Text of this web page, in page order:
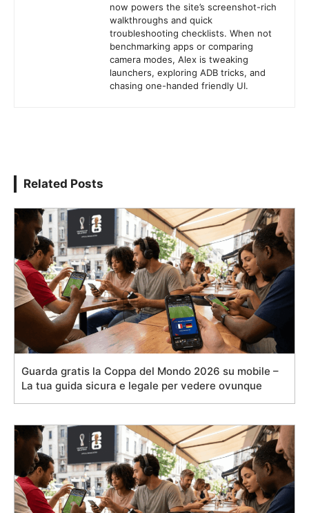
now powers the site’s screenshot-rich
walkthroughs and quick
troubleshooting checklists. When not
benchmarking apps or comparing
camera modes, Alex is tweaking
launchers, exploring ADB tricks, and
chasing one-handed friendly UI.
Related Posts
Guarda gratis la Coppa del Mondo 2026 su mobile –
La tua guida sicura e legale per vedere ovunque